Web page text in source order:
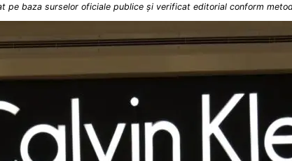
pe baza surselor oficiale publice și verificat editorial conform